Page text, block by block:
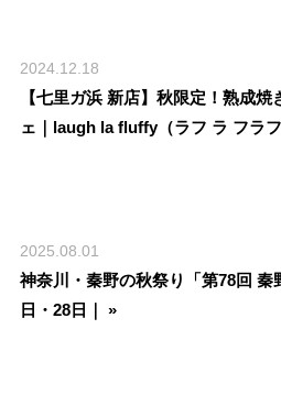
2024.12.18
【七里ガ浜 新店】秋限定！熟成
ェ｜laugh la fluffy（ラフ ラ フラ
2025.08.01
神奈川・秦野の秋祭り「第78回 秦
日・28日｜ »